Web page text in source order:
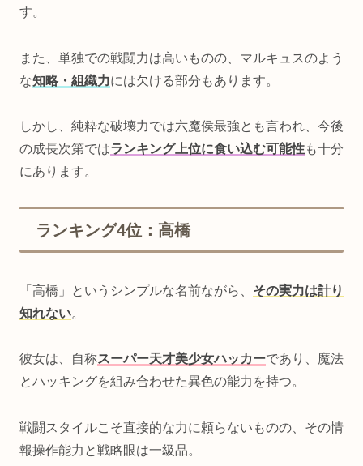
す。
また、単独での戦闘力は高いものの、マルキュスのよう
な知略・組織力には欠ける部分もあります。
しかし、純粋な破壊力では六魔侯最強とも言われ、今後
の成長次第ではランキング上位に食い込む可能性も十分
にあります。
ランキング4位：高橋
「高橋」というシンプルな名前ながら、 その実力は計り
知れない。
彼女は、自称スーパー天才美少女ハッカーであり、魔法
とハッキングを組み合わせた異色の能力を持つ。
戦闘スタイルこそ直接的な力に頼らないものの、その情
報操作能力と戦略眼は一級品。